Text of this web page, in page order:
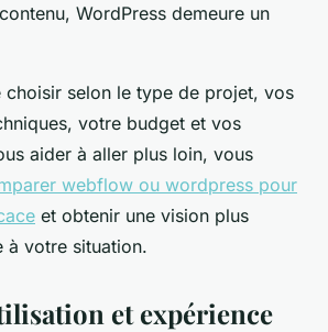
WordPress demeure un
choisir selon le type de projet, vos
votre budget et vos
aider à aller plus loin, vous
webflow ou wordpress pour
et obtenir une vision plus
à votre situation.
et expérience